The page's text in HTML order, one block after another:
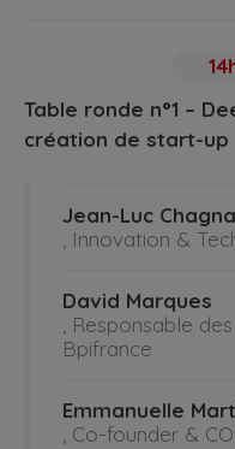
Table ronde n°1 –
création de start-up
Jean-Luc
, Innovation &
David Marques
, Responsable
Bpifrance
Emmanuelle
, Co-founder &